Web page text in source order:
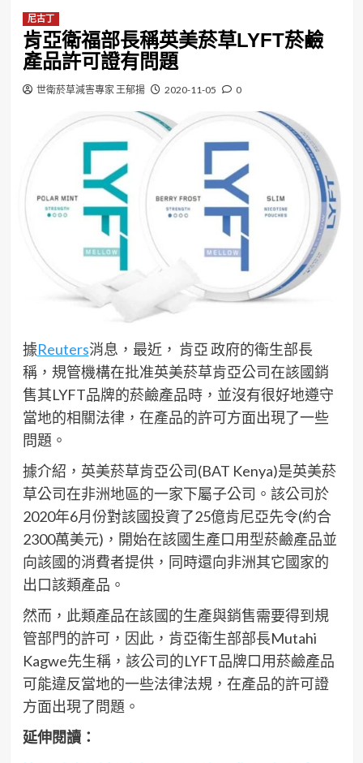
尼古丁
肯亞衛福部長稱英美菸草LYFT菸鹼
產品許可證有問題
世衛菸草減害專家 王郁揚 2020-11-05 0
據Reuters消息，最近， 肯亞 政府的衛生部長
稱，規管機構在批准英美菸草肯亞公司在該國銷
售其LYFT品牌的菸鹼產品時，並沒有很好地遵守
當地的相關法律，在產品的許可方面出現了一些
問題。
據介紹，英美菸草肯亞公司(BAT Kenya)是英美菸
草公司在非洲地區的一家下屬子公司。該公司於
2020年6月份對該國投資了25億肯尼亞先令(約合
2300萬美元)，開始在該國生產口用型菸鹼產品並
向該國的消費者提供，同時還向非洲其它國家的
出口該類產品。
然而，此類產品在該國的生產與銷售需要得到規
管部門的許可，因此，肯亞衛生部部長Mutahi
Kagwe先生稱，該公司的LYFT品牌口用菸鹼產品
可能違反當地的一些法律法規，在產品的許可證
方面出現了問題。
延伸閱讀：